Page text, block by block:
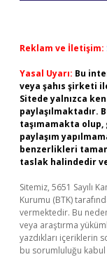
Reklam ve İletişim:
Yasal Uyarı: Bu
veya şahıs şirketi
Sitede yalnızca
paylaşılmaktadır.
taşımamakta
paylaşım
benzerlikleri
taslak halindedir
Sitemiz, 5651 Sayılı
Kurumu (BTK)
vermektedir. Bu
veya araştırma
yazdıkları içeriklerin
bu sorumluluğu kabul